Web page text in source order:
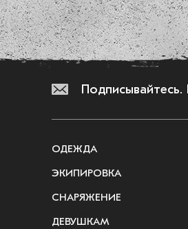
Подписывайтесь.
ОДЕЖДА
ЭКИПИРОВКА
СНАРЯЖЕНИЕ
ДЕВУШКАМ